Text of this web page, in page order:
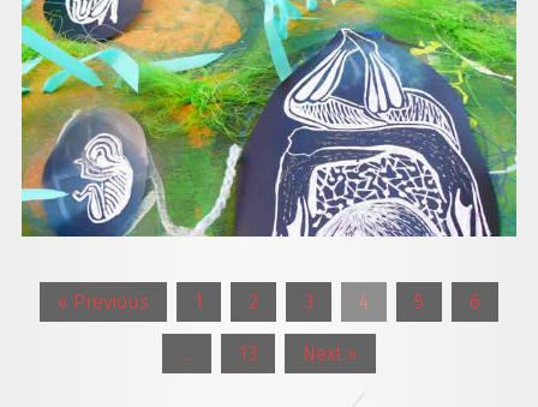
« Previous 1 2 3 4 5 6
… 13 Next »